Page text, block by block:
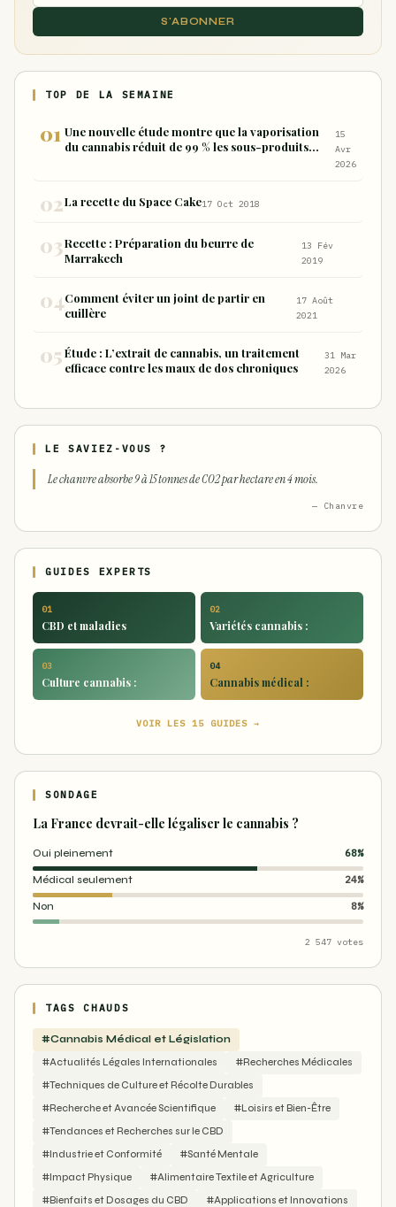
S'ABONNER
TOP DE LA SEMAINE
Une nouvelle étude montre que la vaporisation
du cannabis réduit de 99 % les sous-produits
15
Avr
2026
La recette du Space Cake17 Oct 2018
Recette : Préparation du beurre de
Marrakech
13 Fév
2019
Comment éviter un joint de partir en
cuillère
17 Août
2021
Étude : L’extrait de cannabis, un traitement
efficace contre les maux de dos chroniques
31 Mar
2026
LE SAVIEZ-VOUS ?
Le chanvre absorbe 9 à 15 tonnes de CO2 par hectare en 4 mois.
— Chanvre
GUIDES EXPERTS
01
CBD et maladies
02
Variétés cannabis :
03
Culture cannabis :
04
Cannabis médical :
VOIR LES 15 GUIDES →
SONDAGE
La France devrait-elle légaliser le cannabis ?
Oui pleinement 68%
Médical seulement 24%
Non 8%
2 547 votes
TAGS CHAUDS
#Cannabis Médical et Législation
#Actualités Légales Internationales
#Recherches Médicales
#Techniques de Culture et Récolte Durables
#Recherche et Avancée Scientifique
#Loisirs et Bien-Être
#Tendances et Recherches sur le CBD
#Industrie et Conformité
#Santé Mentale
#Impact Physique
#Alimentaire Textile et Agriculture
#Bienfaits et Dosages du CBD
#Applications et Innovations